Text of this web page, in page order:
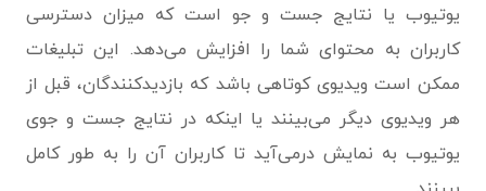
یوتیوب یا نتایج جست و جو است که میزان دسترسی
کاربران به محتوای شما را افزایش می‌دهد. این تبلیغات
ممکن است ویدیوی کوتاهی باشد که بازدیدکنندگان، قبل از
هر ویدیوی دیگر می‌بینند یا اینکه در نتایج جست و جوی
یوتیوب به نمایش درمی‌آید تا کاربران آن را به طور کامل